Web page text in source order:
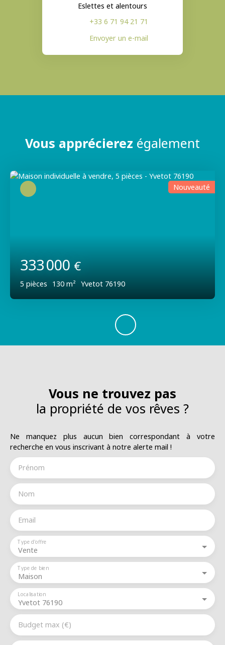
Eslettes et alentours
+33 6 71 94 21 71
Envoyer un e-mail
Vous apprécierez également
333 000 €
5 pièces 130 m² Yvetot 76190
Nouveauté
Vous ne trouvez pas
la propriété de vos rêves ?
Ne manquez plus aucun bien correspondant à votre
recherche en vous inscrivant à notre alerte mail !
Prénom
Nom
Email
Vente
Type d'offre
Maison
Type de bien
Yvetot 76190
Localisation
Budget max (€)